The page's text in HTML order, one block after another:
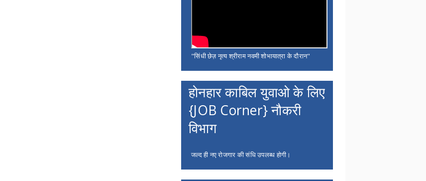
"सिंधी छेज़ नृत्य श्रीराम नवमी शोभायात्रा के दौरान"
होनहार काबिल युवाओ के लिए
{JOB Corner} नौकरी
विभाग
जल्द ही नए रोजगार की संधि उपलब्ध होगी।